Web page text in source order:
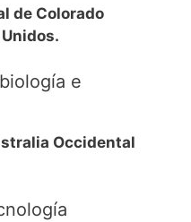
de Colorado
e
Occidental